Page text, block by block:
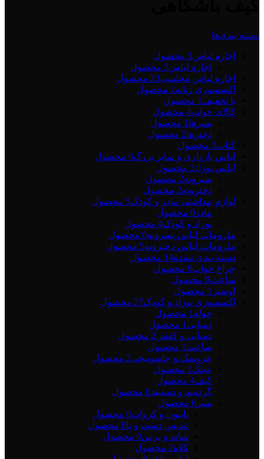
دسته بندی‌ها
اجاره لباس3 محصول
اجاره لباس3 محصول
اجاره لباس مجلسی23 محصول
اکسسوری زنانه2 محصول
با تخفیف 1 محصول
کالای خواب4 محصول
پسرها 1 محصول
دخترها2 محصول
کتاب3 محصول
لباس بارداری و سایز بزرگ0 محصول
لباس نوزاد3 محصول
پسرونه2 محصول
دخترونه2 محصول
لوازم بهداشتی مادر و کودک5 محصول
مادر 0 محصول
نوزاد و کودک4 محصول
ملزومات لباس پسرونه0 محصول
ملزومات لباس دخترونه5 محصول
دسته بندی نشده14 محصول
چراغ خواب0 محصول
ساعت0 محصول
لوستر 1 محصول
اکسسوری نوزاد و کودک27 محصول
حوله 1 محصول
دمپایی 1 محصول
دمپایی و کفش2 محصول
ساعت 1 محصول
عروسک و جاسوییچی2 محصول
عینک 1 محصول
کیف4 محصول
گردنبند و دستبند0 محصول
پسر 6 محصول
پاپیون و کروات0 محصول
تندیس دست و پا0 محصول
شانه و برس0 محصول
کلاه2 محصول